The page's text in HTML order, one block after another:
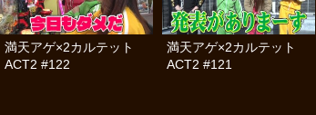
満天アゲ×2カルテット
ACT2 #122
満天アゲ×2カルテット
ACT2 #121